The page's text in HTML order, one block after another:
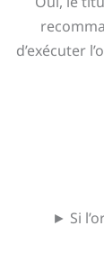
d’exécuter
► Si